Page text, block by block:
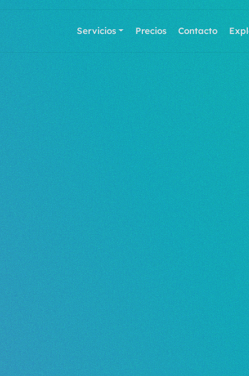
Servicios Precios Contacto